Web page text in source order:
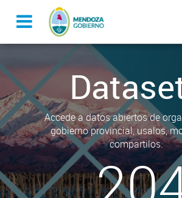
Accede a datos abiertos de
gobierno provincial, usalos,
compartilos.